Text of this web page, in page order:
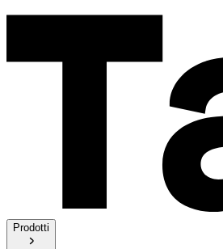
Prodotti